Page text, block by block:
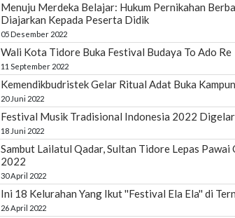
Menuju Merdeka Belajar: Hukum Pernikahan
Diajarkan Kepada Peserta Didik
05 Desember 2022
Wali Kota Tidore Buka Festival Budaya To Ado Re
11 September 2022
Kemendikbudristek Gelar Ritual Adat Buka
20 Juni 2022
Festival Musik Tradisional Indonesia 2022
18 Juni 2022
Sambut Lailatul Qadar, Sultan Tidore Lepas
2022
30 April 2022
Ini 18 Kelurahan Yang Ikut ''Festival Ela Ela'' di
26 April 2022